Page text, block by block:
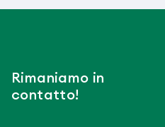
Rimaniamo in
contatto!